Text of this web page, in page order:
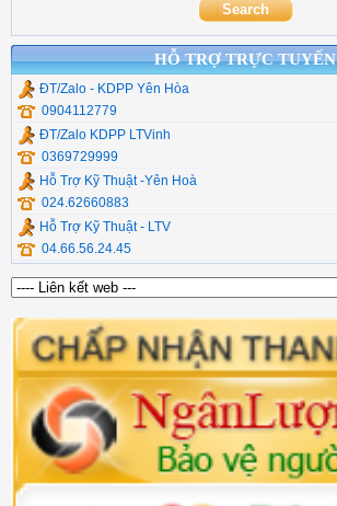
HỖ TRỢ TRỰC TUYẾN
ĐT/Zalo - KDPP Yên Hòa
0904112779
ĐT/Zalo KDPP LTVinh
0369729999
Hỗ Trợ Kỹ Thuật -Yên Hoà
024.62660883
Hỗ Trợ Kỹ Thuật - LTV
04.66.56.24.45